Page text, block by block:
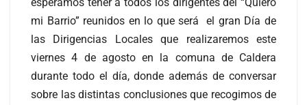
mi Barrio” reunidos en lo que será el gran Día de
las Dirigencias Locales que realizaremos este
viernes 4 de agosto en la comuna de Caldera
durante todo el día, donde además de conversar
sobre las distintas conclusiones que recogimos de